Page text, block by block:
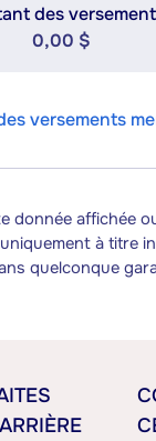
des
0,00 $
versements
donnée affichée
à titre
quelconque